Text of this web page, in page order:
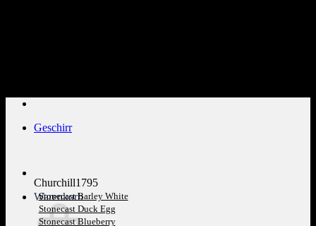
Warenkorb
Geschirr
Churchill1795
Stonecast Barley White
Stonecast Duck Egg
Stonecast Blueberry